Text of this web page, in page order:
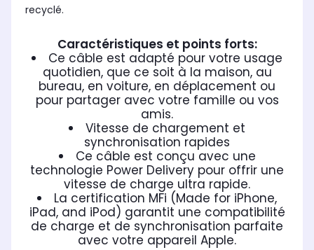
recyclé.
Caractéristiques et points forts:
Ce câble est adapté pour votre usage
quotidien, que ce soit à la maison, au
bureau, en voiture, en déplacement ou
pour partager avec votre famille ou vos
amis.
Vitesse de chargement et
synchronisation rapides
Ce câble est conçu avec une
technologie Power Delivery pour offrir une
vitesse de charge ultra rapide.
La certification MFi (Made for iPhone,
iPad, and iPod) garantit une compatibilité
de charge et de synchronisation parfaite
avec votre appareil Apple.